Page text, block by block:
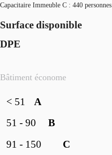
Capacitaire Immeuble C : 440 personnes
Surface disponible
DPE
Bâtiment économe
A
< 51
B
51 - 90
C
91 - 150